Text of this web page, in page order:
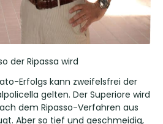
der Ripassa wird
Erfolgs kann zweifelsfrei der
gelten. Der Superiore wird
dem Ripasso-Verfahren aus
Aber so tief und geschmeidig,